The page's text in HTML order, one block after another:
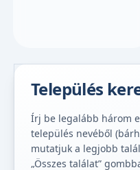
Település
Írj be legalább három
település nevéből
mutatjuk a legjobb
„Összes találat”